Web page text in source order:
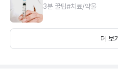
3분 꿀팁#치료/약물
더 보기